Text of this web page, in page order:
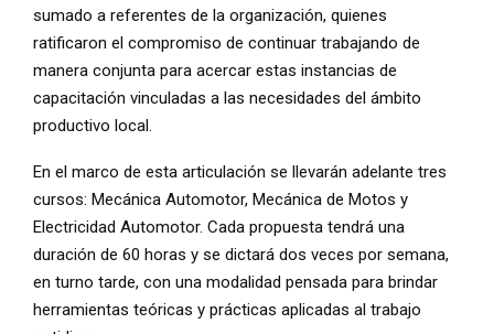
sumado a referentes de la organización, quienes
ratificaron el compromiso de continuar trabajando de
manera conjunta para acercar estas instancias de
capacitación vinculadas a las necesidades del ámbito
productivo local.
En el marco de esta articulación se llevarán adelante tres
cursos: Mecánica Automotor, Mecánica de Motos y
Electricidad Automotor. Cada propuesta tendrá una
duración de 60 horas y se dictará dos veces por semana,
en turno tarde, con una modalidad pensada para brindar
herramientas teóricas y prácticas aplicadas al trabajo